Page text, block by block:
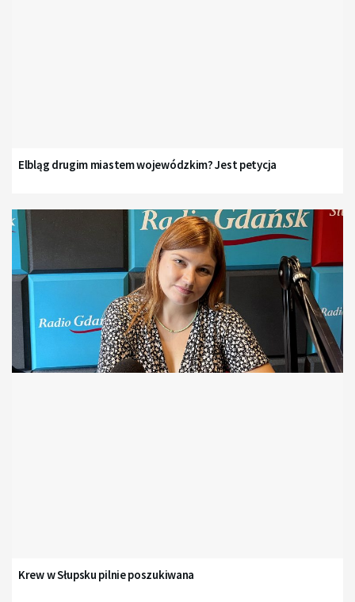
Elbląg drugim miastem wojewódzkim? Jest petycja
Krew w Słupsku pilnie poszukiwana